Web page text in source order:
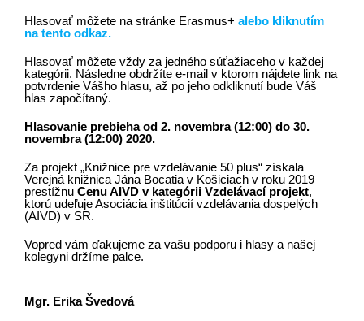
Hlasovať môžete na stránke Erasmus+ alebo kliknutím
na tento odkaz.
Hlasovať môžete vždy za jedného súťažiaceho v každej
kategórii. Následne obdržíte e-mail v ktorom nájdete link na
potvrdenie Vášho hlasu, až po jeho odkliknutí bude Váš
hlas započítaný.
Hlasovanie prebieha od 2. novembra (12:00) do 30.
novembra (12:00) 2020.
Za projekt „Knižnice pre vzdelávanie 50 plus“ získala
Verejná knižnica Jána Bocatia v Košiciach v roku 2019
prestížnu Cenu AIVD v kategórii Vzdelávací projekt,
ktorú udeľuje Asociácia inštitúcií vzdelávania dospelých
(AIVD) v SR.
Vopred vám ďakujeme za vašu podporu i hlasy a našej
kolegyni držíme palce.
Mgr. Erika Švedová